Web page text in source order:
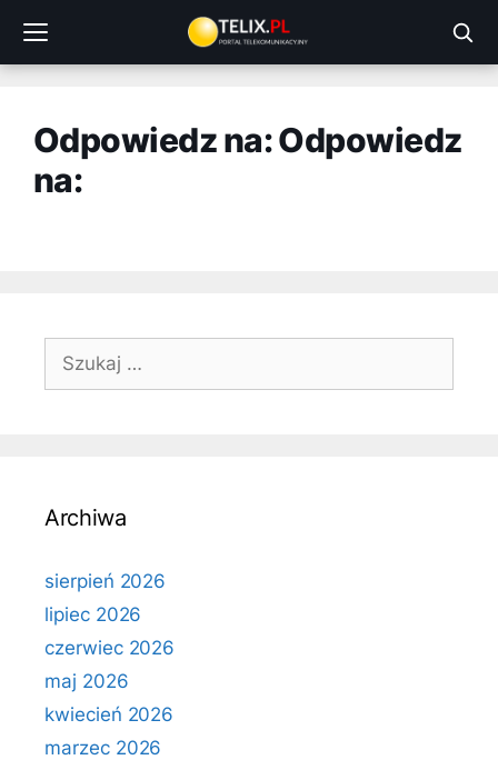
treści
Odpowiedz na: Odpowiedz
na:
Szukaj:
Archiwa
sierpień 2026
lipiec 2026
czerwiec 2026
maj 2026
kwiecień 2026
marzec 2026